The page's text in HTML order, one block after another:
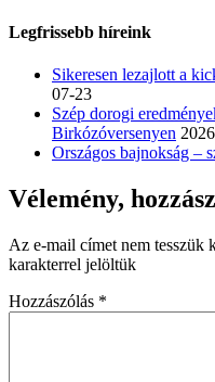
Legfrissebb híreink
Sikeresen lezajlott a
07-23
Szép dorogi
Birkózóversenyen
Országos bajnokság –
Vélemény,
Az e-mail címet nem tesszük
karakterrel jelöltük
Hozzászólás *